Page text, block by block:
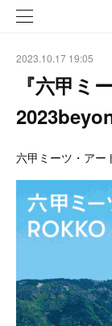
2023.10.17 19:05
『六甲ミ
六甲ミーツ・アー